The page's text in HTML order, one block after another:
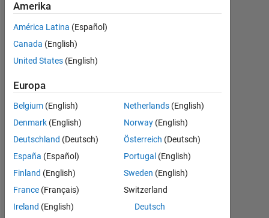
not
exceed
1) --
cannot
fix
behavior
script
27
Nov.
2020
1
Amerika
América Latina (Español)
Canada (English)
United States (English)
Europa
Belgium (English)
Denmark (English)
Deutschland (Deutsch)
España (Español)
Finland (English)
France (Français)
Ireland (English)
Netherlands (English)
Norway (English)
Österreich (Deutsch)
Portugal (English)
Sweden (English)
Switzerland
Deutsch